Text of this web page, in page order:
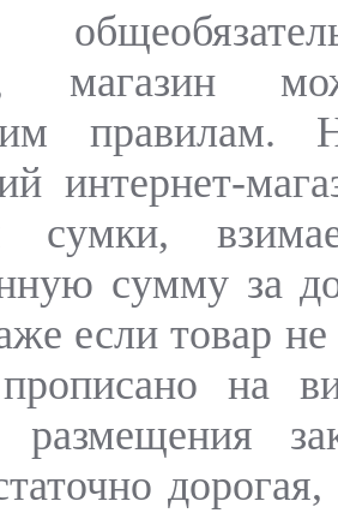
магазин
правилам.
интернет-
сумки,
сумму за
если товар
на
размещения